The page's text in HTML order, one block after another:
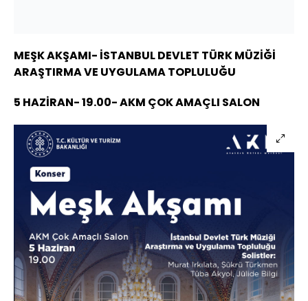
MEŞK AKŞAMI- İSTANBUL DEVLET TÜRK MÜZİĞİ
ARAŞTIRMA VE UYGULAMA TOPLULUĞU
5 HAZİRAN- 19.00- AKM ÇOK AMAÇLI SALON